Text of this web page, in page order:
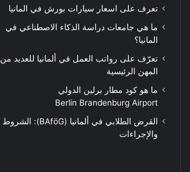
تعرف على اسعار سيارات بورش في المانيا
ما هي جامعات دراسة الذكاء الاصطناعي في
المانيا؟
تعرّف على رواتب العمل في ألمانيا للعديد من
المهن الرئيسية
ما هو كود مطار برلين الدولي
Berlin Brandenburg Airport
القرض الطلابي في ألمانيا (BAföG): الشروط
والإجراءات